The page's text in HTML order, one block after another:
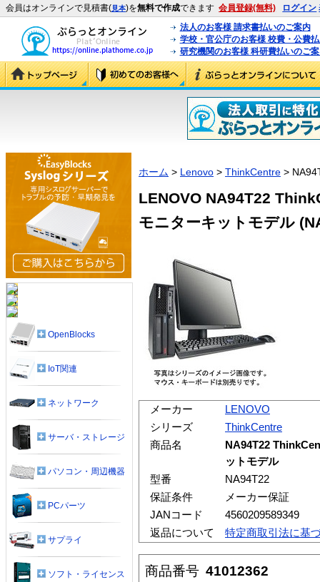
会員はオンラインで見積書(見本)を無料で作成できます 会員登録(無料) ログイン
法人のお客様 請求書払いのご案内
学校・官公庁のお客様 校費・公費
研究機関のお客様 科研費払いのご
ホーム > Lenovo > ThinkCentre >
LENOVO NA94T22
モニターキットモデル
メーカー
LENOVO
シリーズ
ThinkCentre
商品名
NA94T22
ットモデル
型番
NA94T22
保証条件
メーカー保証
JANコード
4560209589349
返品について
特定商取引法に基
商品番号 41012362
OpenBlocks
IoT関連
ネットワーク
サーバ・ストレージ
パソコン・周辺機器
PCパーツ
サプライ
ソフト・ライセンス